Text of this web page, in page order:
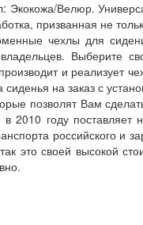
Экокожа/Велюр.
призванная не
чехлы для
Выберите
и реализует
на заказ с
позволят Вам
в 2010 году
российского и
это своей высокой